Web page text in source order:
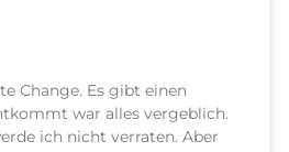
Change. Es gibt einen
war alles vergeblich.
ich nicht verraten. Aber